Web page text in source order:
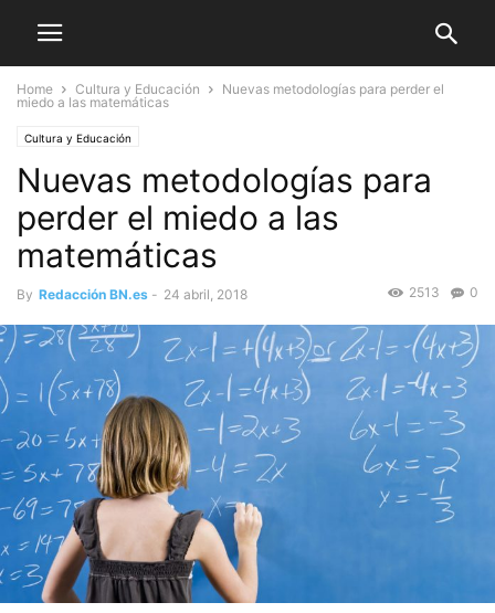
Home Cultura y Educación
Nuevas metodologías para perder el
miedo a las matemáticas
Cultura y Educación
Nuevas metodologías para
perder el miedo a las
matemáticas
By Redacción BN.es - 24 abril, 2018 0
2513